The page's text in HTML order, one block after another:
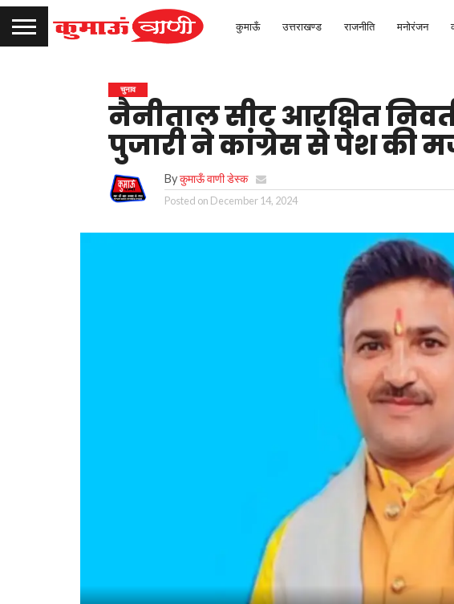
कुमाऊँ उत्तराखण्ड राजनीति मनोरंजन
चुनाव
नैनीताल सीट आरक्षित
पुजारी ने कांग्रेस से पेश की
Byकुमाऊँ वाणी डेस्क
Posted on December 14, 2024